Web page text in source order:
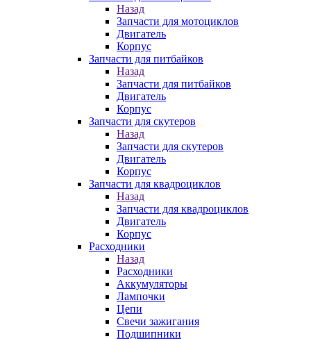
Назад
Запчасти для мотоциклов
Двигатель
Корпус
Запчасти для питбайков
Назад
Запчасти для питбайков
Двигатель
Корпус
Запчасти для скутеров
Назад
Запчасти для скутеров
Двигатель
Корпус
Запчасти для квадроциклов
Назад
Запчасти для квадроциклов
Двигатель
Корпус
Расходники
Назад
Расходники
Аккумуляторы
Лампочки
Цепи
Свечи зажигания
Подшипники